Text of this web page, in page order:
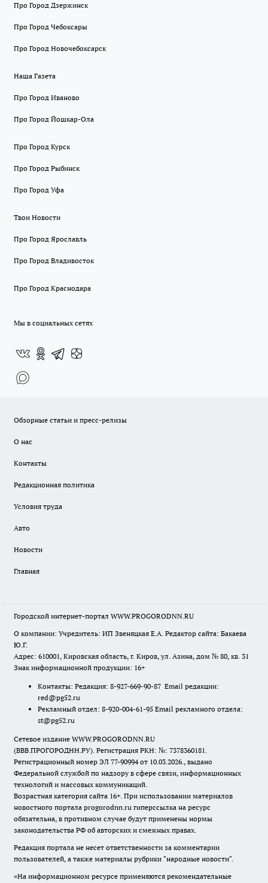
Про Город Дзержинск
Про Город Чебоксары
Про Город Новочебоксарск
Наша Газета
Про Город Иваново
Про Город Йошкар-Ола
Про Город Курск
Про Город Рыбинск
Про Город Уфа
Твои Новости
Про Город Ярославль
Про Город Владивосток
Про Город Краснодара
Мы в социальных сетях
Обзорные статьи и пресс-релизы
О нас
Контакты
Редакционная политика
Условия труда
Авто
Новости
Главная
Городской интернет-портал WWW.PROGORODNN.RU
О компании: Учредитель: ИП Звеняцкая Е.А. Редактор сайта: Бакаева
Ю.Г.
Адрес: 610001, Кировская область, г. Киров, ул. Азина, дом № 80, кв. 31
Знак информационной продукции: 16+
Контакты: Редакция: 8-927-669-90-87 Email редакции:
red@pg52.ru
Рекламный отдел: 8-920-004-61-95 Email рекламного отдела:
st@pg52.ru
Сетевое издание WWW.PROGORODNN.RU
(ВВВ.ПРОГОРОДНН.РУ). Регистрация РКН: №: 7378360181.
Регистрационный номер ЭЛ 77-90994 от 10.03.2026., выдано
Федеральной службой по надзору в сфере связи, информационных
технологий и массовых коммуникаций.
Возрастная категория сайта 16+. При использовании материалов
новостного портала progorodnn.ru гиперссылка на ресурс
обязательна, в противном случае будут применены нормы
законодательства РФ об авторских и смежных правах.
Редакция портала не несет ответственности за комментарии
пользователей, а также материалы рубрики "народные новости".
«На информационном ресурсе применяются рекомендательные